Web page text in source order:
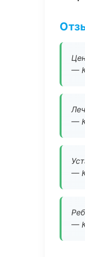
—
—
—
—